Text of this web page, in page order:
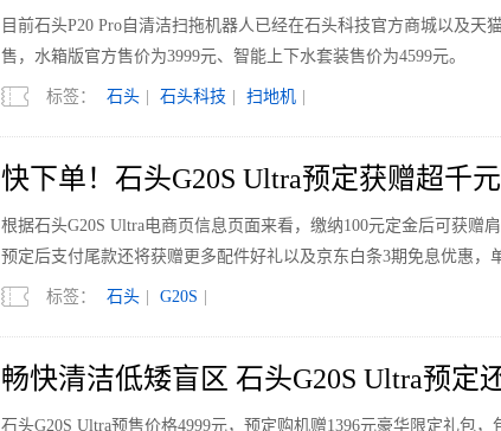
目前石头P20 Pro自清洁扫拖机器人已经在石头科技官方商城以及天
售，水箱版官方售价为3999元、智能上下水套装售价为4599元。
标签： 石头 石头科技 扫地机
快下单！石头G20S Ultra预定获赠超千
根据石头G20S Ultra电商页信息页面来看，缴纳100元定金后可获赠
预定后支付尾款还将获赠更多配件好礼以及京东白条3期免息优惠，
元。
标签： 石头 G20S
畅快清洁低矮盲区 石头G20S Ultra预定
石头G20S Ultra预售价格4999元，预定购机赠1396元豪华限定礼包